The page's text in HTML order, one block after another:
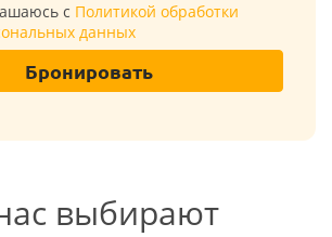
с Политикой обработки
данных
Бронировать
выбирают